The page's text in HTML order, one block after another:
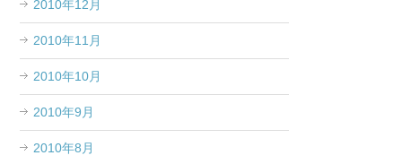
2010年12月
2010年11月
2010年10月
2010年9月
2010年8月